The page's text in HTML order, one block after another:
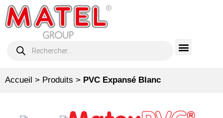
Accueil > Produits > PVC Expansé Blanc